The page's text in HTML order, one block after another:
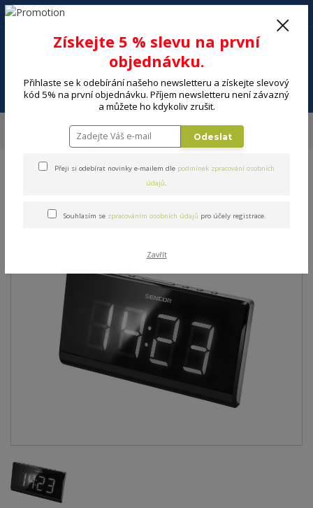
Menu
+420 602 494 600
Radiobudík SENCOR SRC 340
Získejte 5 % slevu na první
objednávku.
Přihlaste se k odebírání našeho newsletteru a získejte slevový
kód 5% na první objednávku. Příjem newsletteru není závazný
a můžete ho kdykoliv zrušit.
Odeslat
Přeji si odebírat novinky e-mailem dle podmínek zpracování osobních
údajů.
Souhlasím se zpracováním osobních údajů pro účely registrace.
Zavřít